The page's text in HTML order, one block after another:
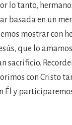
lo tanto,
basada en un
mostrar con
que lo
sacrificio.
con Cristo
Él y